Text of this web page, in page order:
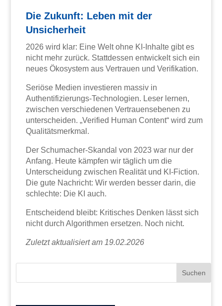
Die Zukunft: Leben mit der
Unsicherheit
2026 wird klar: Eine Welt ohne KI-Inhalte gibt es
nicht mehr zurück. Stattdessen entwickelt sich ein
neues Ökosystem aus Vertrauen und Verifikation.
Seriöse Medien investieren massiv in
Authentifizierungs-Technologien. Leser lernen,
zwischen verschiedenen Vertrauensebenen zu
unterscheiden. „Verified Human Content“ wird zum
Qualitätsmerkmal.
Der Schumacher-Skandal von 2023 war nur der
Anfang. Heute kämpfen wir täglich um die
Unterscheidung zwischen Realität und KI-Fiction.
Die gute Nachricht: Wir werden besser darin, die
schlechte: Die KI auch.
Entscheidend bleibt: Kritisches Denken lässt sich
nicht durch Algorithmen ersetzen. Noch nicht.
Zuletzt aktualisiert am 19.02.2026